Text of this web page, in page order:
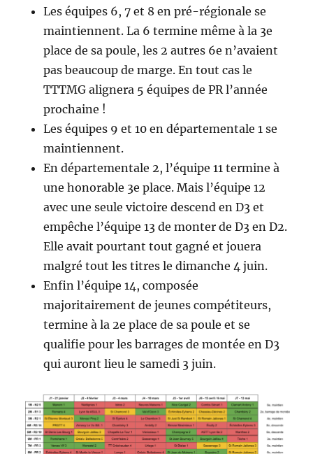
Les équipes 6, 7 et 8 en pré-régionale se
maintiennent. La 6 termine même à la 3e
place de sa poule, les 2 autres 6e n’avaient
pas beaucoup de marge. En tout cas le
TTTMG alignera 5 équipes de PR l’année
prochaine !
Les équipes 9 et 10 en départementale 1 se
maintiennent.
En départementale 2, l’équipe 11 termine à
une honorable 3e place. Mais l’équipe 12
avec une seule victoire descend en D3 et
empêche l’équipe 13 de monter de D3 en D2.
Elle avait pourtant tout gagné et jouera
malgré tout les titres le dimanche 4 juin.
Enfin l’équipe 14, composée
majoritairement de jeunes compétiteurs,
termine à la 2e place de sa poule et se
qualifie pour les barrages de montée en D3
qui auront lieu le samedi 3 juin.